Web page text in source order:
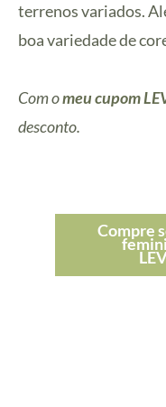
terrenos variados.
boa variedade de
Com omeu cupom
desconto.
Compre